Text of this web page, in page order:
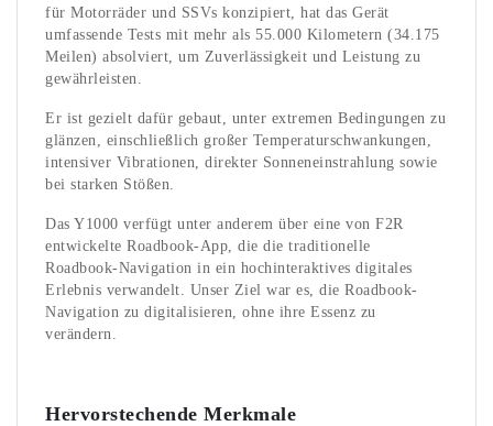
für Motorräder und SSVs konzipiert, hat das Gerät
umfassende Tests mit mehr als 55.000 Kilometern (34.175
Meilen) absolviert, um Zuverlässigkeit und Leistung zu
gewährleisten.
Er ist gezielt dafür gebaut, unter extremen Bedingungen zu
glänzen, einschließlich großer Temperaturschwankungen,
intensiver Vibrationen, direkter Sonneneinstrahlung sowie
bei starken Stößen.
Das Y1000 verfügt unter anderem über eine von F2R
entwickelte Roadbook-App, die die traditionelle
Roadbook-Navigation in ein hochinteraktives digitales
Erlebnis verwandelt. Unser Ziel war es, die Roadbook-
Navigation zu digitalisieren, ohne ihre Essenz zu
verändern.
Hervorstechende Merkmale